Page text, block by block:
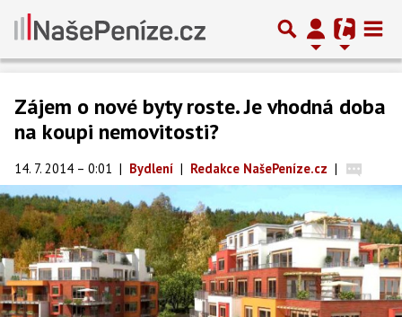
Zájem o nové byty roste. Je vhodná doba
na koupi nemovitosti?
14. 7. 2014 – 0:01 | Bydlení | Redakce NašePeníze.cz |